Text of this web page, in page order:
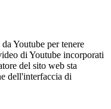
Youtube per tenere
di Youtube incorporati
del sito web sta
dell'interfaccia di